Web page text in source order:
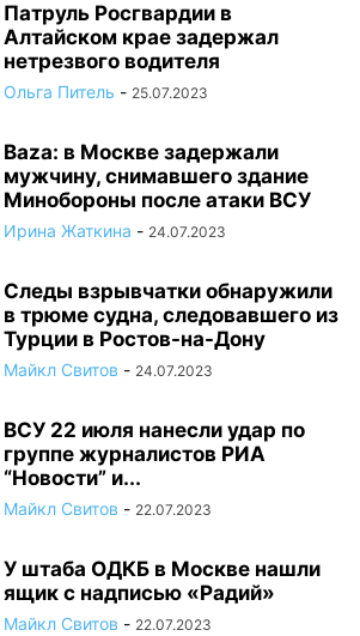
Патруль Росгвардии в
Алтайском крае задержал
нетрезвого водителя
Ольга Питель - 25.07.2023
Baza: в Москве задержали
мужчину, снимавшего здание
Минобороны после атаки ВСУ
Ирина Жаткина - 24.07.2023
Следы взрывчатки обнаружили
в трюме судна, следовавшего из
Турции в Ростов-на-Дону
Майкл Свитов - 24.07.2023
ВСУ 22 июля нанесли удар по
группе журналистов РИА
“Новости” и...
Майкл Свитов - 22.07.2023
У штаба ОДКБ в Москве нашли
ящик с надписью «Радий»
Майкл Свитов - 22.07.2023